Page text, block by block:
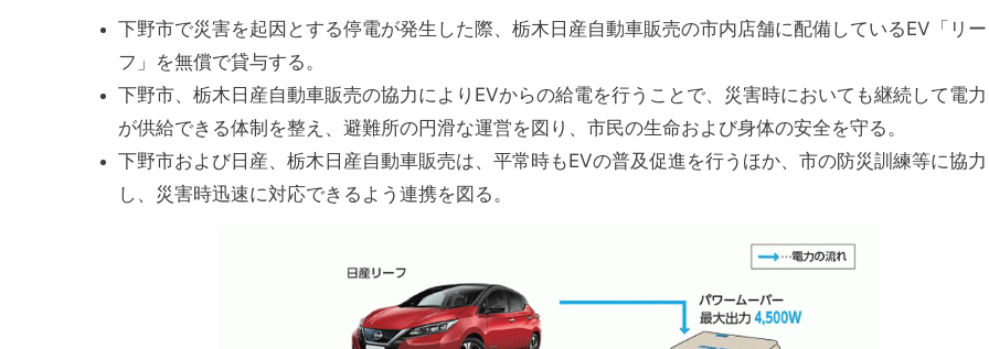
下野市で災害を起因とする停電が発生した際、栃木日産自動車販売の市内店舗に配備しているEV「リー
フ」を無償で貸与する。
下野市、栃木日産自動車販売の協力によりEVからの給電を行うことで、災害時においても継続して電力
が供給できる体制を整え、避難所の円滑な運営を図り、市民の生命および身体の安全を守る。
下野市および日産、栃木日産自動車販売は、平常時もEVの普及促進を行うほか、市の防災訓練等に協力
し、災害時迅速に対応できるよう連携を図る。